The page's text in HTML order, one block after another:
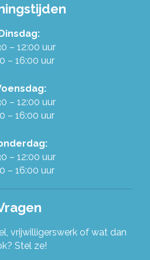
– 12:00 uur
– 16:00 uur
– 12:00 uur
– 16:00 uur
– 12:00 uur
– 16:00 uur
vrijwilligerswerk of wat dan
Stel ze!